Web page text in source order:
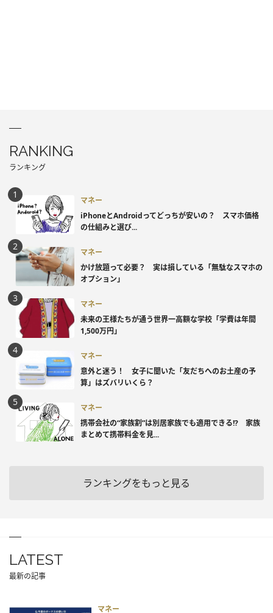
RANKING
ランキング
マネー
iPhoneとAndroidってどっちが安いの？ スマホ価格
の仕組みと選び...
マネー
かけ放題って必要？ 実は損している「無駄なスマホの
オプション」
マネー
未来の王様たちが通う世界一高額な学校「学費は年間
1,500万円」
マネー
意外と迷う！ 女子に聞いた「友だちへのお土産の予
算」はズバリいくら？
マネー
携帯会社の“家族割”は別居家族でも適用できる!? 家族
まとめて携帯料金を見...
ランキングをもっと見る
LATEST
最新の記事
マネー